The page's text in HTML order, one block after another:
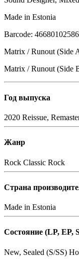
Made in Estonia
Barcode:
Matrix / Runout (Side
Matrix / Runout (Side
Год выпуска
2020 Reissue,
Жанр
Rock Classic Rock
Страна
Made in Estonia
Состояние (LP, EP,
New, Sealed (S/SS)